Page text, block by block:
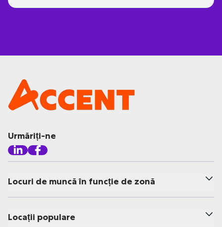
Urmăriți-ne
Locuri de muncă în funcție de zonă
Locații populare